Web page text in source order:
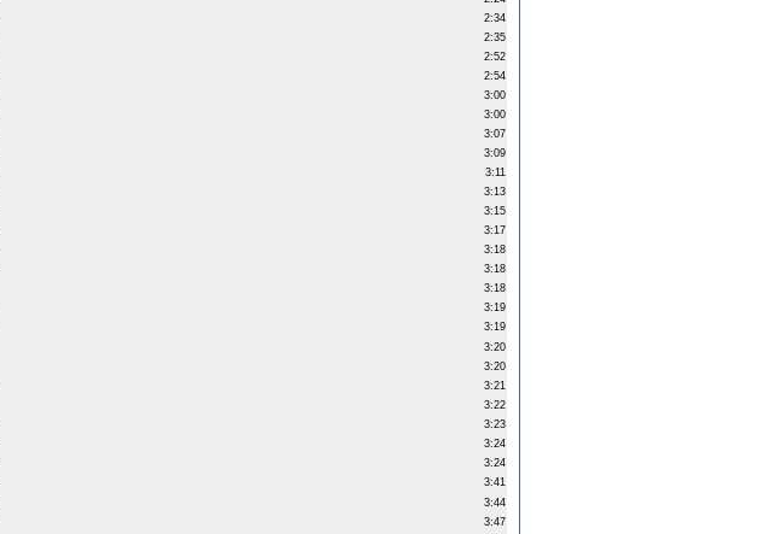
2:34
2:35
2:52
2:54
3:00
3:00
3:07
3:09
3:11
3:13
3:15
3:17
3:18
3:18
3:18
3:19
3:19
3:20
3:20
3:21
3:22
3:23
3:24
3:24
3:41
3:44
3:47